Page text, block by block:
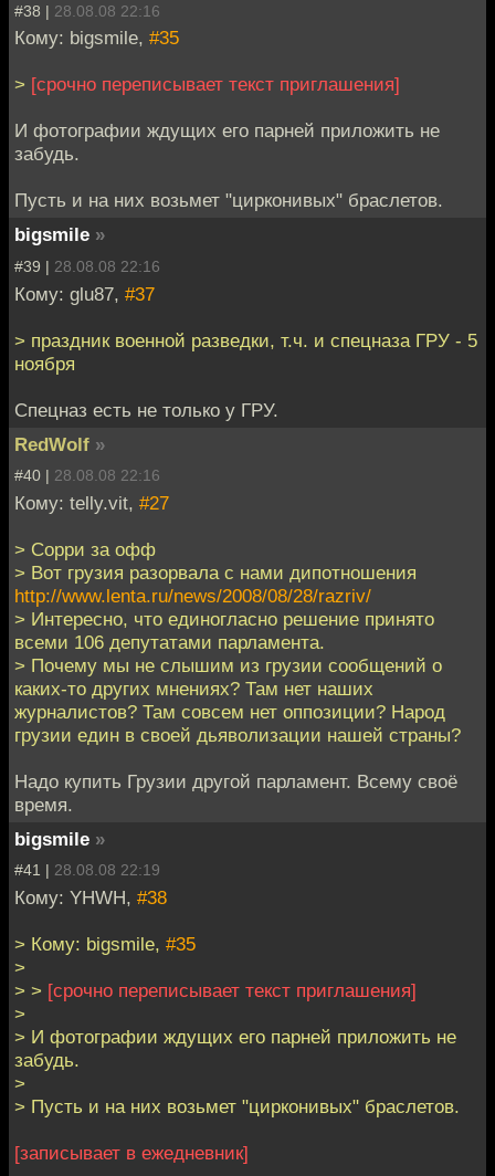
#38 | 28.08.08 22:16
Кому: bigsmile, #35
> [срочно переписывает текст приглашения]
И фотографии ждущих его парней приложить не
забудь.
Пусть и на них возьмет "цирконивых" браслетов.
bigsmile »
#39 | 28.08.08 22:16
Кому: glu87, #37
> праздник военной разведки, т.ч. и спецназа ГРУ - 5
ноября
Спецназ есть не только у ГРУ.
RedWolf »
#40 | 28.08.08 22:16
Кому: telly.vit, #27
> Сорри за офф
> Вот грузия разорвала с нами дипотношения
http://www.lenta.ru/news/2008/08/28/razriv/
> Интересно, что единогласно решение принято
всеми 106 депутатами парламента.
> Почему мы не слышим из грузии сообщений о
каких-то других мнениях? Там нет наших
журналистов? Там совсем нет оппозиции? Народ
грузии един в своей дьяволизации нашей страны?
Надо купить Грузии другой парламент. Всему своё
время.
bigsmile »
#41 | 28.08.08 22:19
Кому: YHWH, #38
> Кому: bigsmile, #35
>
> > [срочно переписывает текст приглашения]
>
> И фотографии ждущих его парней приложить не
забудь.
>
> Пусть и на них возьмет "цирконивых" браслетов.
[записывает в ежедневник]